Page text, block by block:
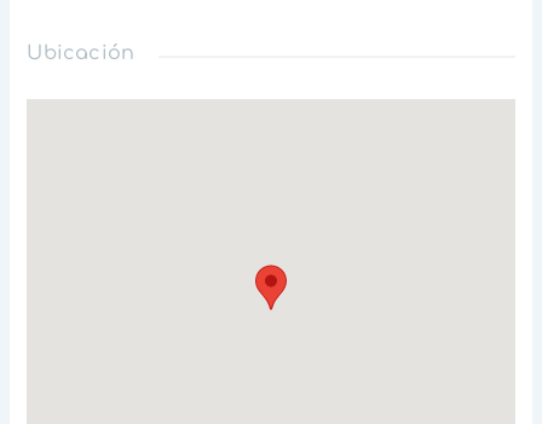
cuenta con 3 baños, lo que te brinda mayor comodidad,
usar como garaje o local comercial.
También encontrarás un patio amplio con amplia
entrada de corriente aire y uz natural.
Ubicación